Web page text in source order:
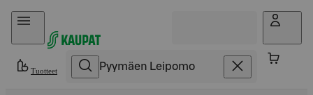
Hyppää sisältöön
Tuotteet